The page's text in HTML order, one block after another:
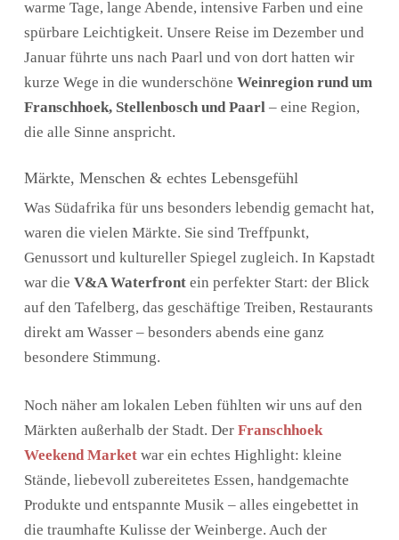
warme Tage, lange Abende, intensive Farben und eine
spürbare Leichtigkeit. Unsere Reise im Dezember und
Januar führte uns nach Paarl und von dort hatten wir
kurze Wege in die wunderschöne Weinregion rund um
Franschhoek, Stellenbosch und Paarl – eine Region,
die alle Sinne anspricht.
Märkte, Menschen & echtes Lebensgefühl
Was Südafrika für uns besonders lebendig gemacht hat,
waren die vielen Märkte. Sie sind Treffpunkt,
Genussort und kultureller Spiegel zugleich. In Kapstadt
war die V&A Waterfrontein perfekter Start: der Blick
auf den Tafelberg, das geschäftige Treiben, Restaurants
direkt am Wasser – besonders abends eine ganz
besondere Stimmung.
Noch näher am lokalen Leben fühlten wir uns auf den
Märkten außerhalb der Stadt. Der Franschhoek
Weekend Marketwar ein echtes Highlight: kleine
Stände, liebevoll zubereitetes Essen, handgemachte
Produkte und entspannte Musik – alles eingebettet in
die traumhafte Kulisse der Weinberge. Auch der